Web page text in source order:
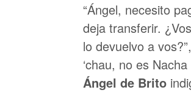
“Ángel, necesito
deja transferir.
lo devuelvo a
‘chau, no es
Ángel de Brito